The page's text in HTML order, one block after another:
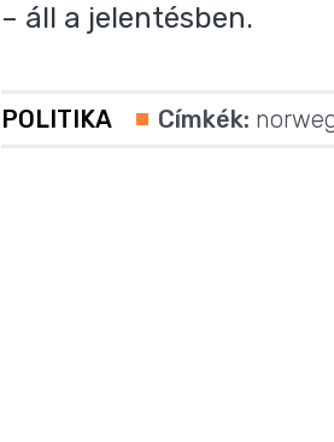
– áll a jelentésben.
POLITIKA Címkék: